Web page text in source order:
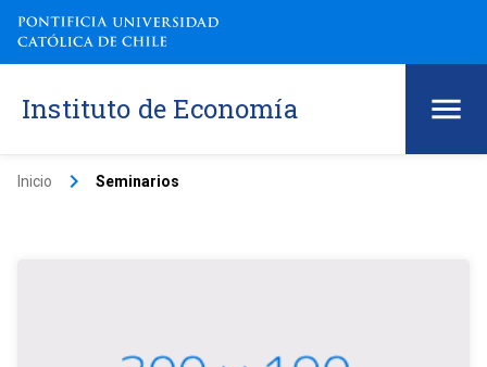
Instituto de Economía
Inicio keyboard_arrow_right Seminarios